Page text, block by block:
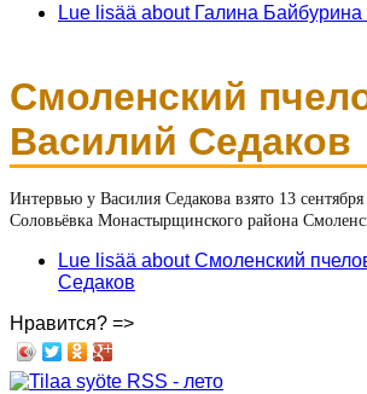
Lue lisää about Галина
Смоленский
Василий Седаков
Интервью у Василия Седакова взято 13
Соловьёвка Монастырщинского района
Lue lisää about Смоленский
Седаков
Нравится? =>